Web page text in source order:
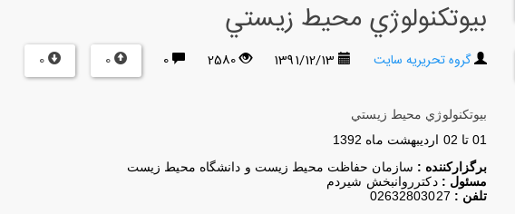
بيوتكنولوژي محيط زيستي
گروه تحریریه سایت 1391/12/13
2580
0
0
0
بيوتكنولوژي محيط زيستي
01 تا 02 ارديبهشت ماه 1392
برگزارکننده : سازمان حفاظت محيط زيست و دانشگاه محيط زيست
مسئول : دكترروانبخش شيردم
تلفن : 02632803027